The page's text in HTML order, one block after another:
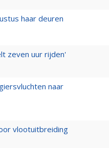
haar deuren
zeven uur rijden'
naar
vlootuitbreiding